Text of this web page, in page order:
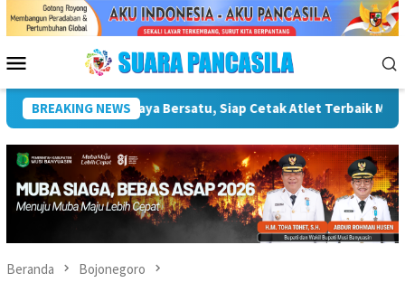
Menu
Mobile
BREAKING NEWS
IX 2026 Lomba Turnamen Mini Soccer Antar
Beranda Bojonegoro